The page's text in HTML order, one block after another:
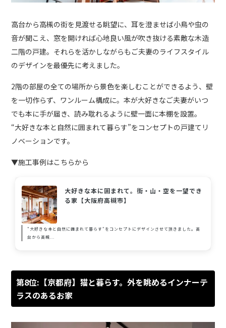
高台から高槻の街を見渡せる眺望に、耳を澄ませば小鳥や虫の
音が聞こえ、窓を開ければ心地良い風が吹き抜ける素敵な木造
二階の戸建。それらを活かしながらもご夫妻のライフスタイル
のデザインを最優先に考えました。
2階の部屋の全ての場所から景色を楽しむことができるよう、壁
を一切作らず、ワンルーム構成に。本が大好きなご夫妻がいつ
でも本に手が届き、読み耽れるように壁一面に本棚を設置。
“大好きな本と自然に囲まれて暮らす”をコンセプトの戸建てリ
ノベーションです。
▼施工事例はこちらから
大好きな本に囲まれて。街・山・空を一望でき
る家【大阪府高槻市】
"大好きな本と自然に囲まれて暮らす"をコンセプトにデザインさせて頂きました。高
台から高槻...
第8位:【京都府】猫と暮らす。外を眺めるインナーテ
ラスのあるお家